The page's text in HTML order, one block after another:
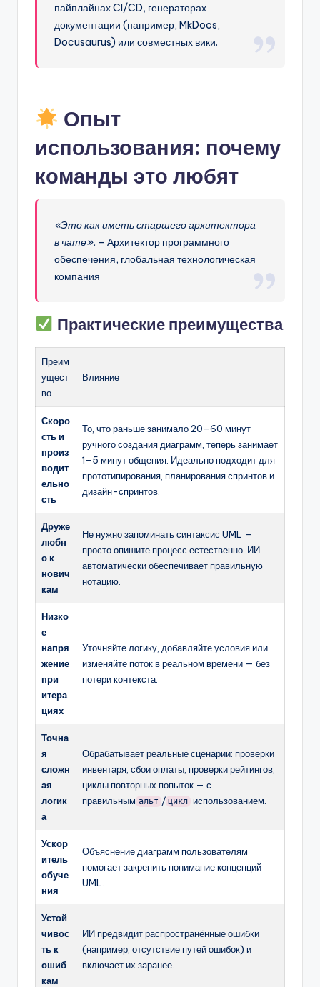
пайплайнах CI/CD, генераторах
документации (например, MkDocs,
Docusaurus) или совместных вики.
Опыт
использования: почему
команды это любят
«Это как иметь старшего архитектора
в чате». – Архитектор программного
обеспечения, глобальная технологическая
компания
Практические преимущества
Преим
ущест
во
Влияние
Скоро
сть и
произ
водит
ельно
сть
То, что раньше занимало 20–60 минут
ручного создания диаграмм, теперь занимает
1–5 минут общения. Идеально подходит для
прототипирования, планирования спринтов и
дизайн-спринтов.
Друже
любн
о к
нович
кам
Не нужно запоминать синтаксис UML —
просто опишите процесс естественно. ИИ
автоматически обеспечивает правильную
нотацию.
Низко
е
напря
жение
при
итера
циях
Уточняйте логику, добавляйте условия или
изменяйте поток в реальном времени — без
потери контекста.
Точна
я
сложн
ая
логик
а
Обрабатывает реальные сценарии: проверки
инвентаря, сбои оплаты, проверки рейтингов,
циклы повторных попыток — с
правильным альт / цикл использованием.
Ускор
итель
обуче
ния
Объяснение диаграмм пользователям
помогает закрепить понимание концепций
UML.
Устой
чивос
ть к
ошиб
кам
ИИ предвидит распространённые ошибки
(например, отсутствие путей ошибок) и
включает их заранее.